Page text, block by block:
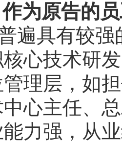
作为原告的
遍具有较强
心技术研
管理层，如
心主任、
力强，从